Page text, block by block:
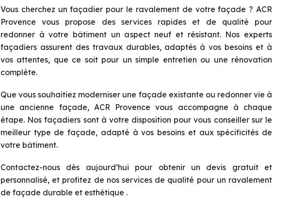
Vous cherchez un façadier pour le ravalement de votre façade ? ACR
Provence vous propose des services rapides et de qualité pour
redonner à votre bâtiment un aspect neuf et résistant. Nos experts
façadiers assurent des travaux durables, adaptés à vos besoins et à
vos attentes, que ce soit pour un simple entretien ou une rénovation
complète.
Que vous souhaitiez moderniser une façade existante ou redonner vie à
une ancienne façade, ACR Provence vous accompagne à chaque
étape. Nos façadiers sont à votre disposition pour vous conseiller sur le
meilleur type de façade, adapté à vos besoins et aux spécificités de
votre bâtiment.
Contactez-nous dès aujourd’hui pour obtenir un devis gratuit et
personnalisé, et profitez de nos services de qualité pour un ravalement
de façade durable et esthétique .